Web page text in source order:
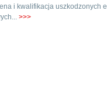
i kwalifikacja uszkodzonych
>>>